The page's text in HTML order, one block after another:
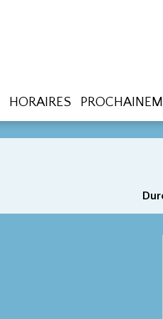
HORAIRES